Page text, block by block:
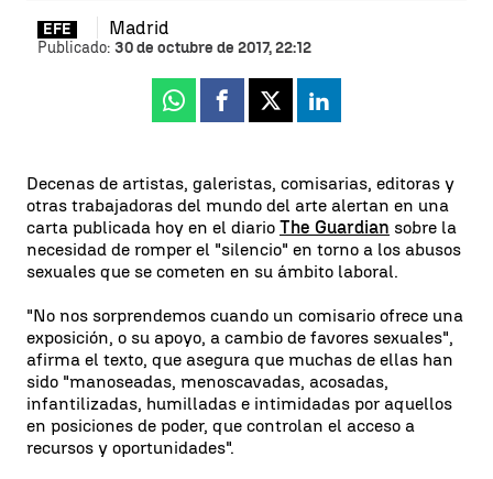
EFE Madrid
Publicado: 30 de octubre de 2017, 22:12
Whatsapp
Facebook
X Linkedin
Decenas de artistas, galeristas, comisarias, editoras y
otras trabajadoras del mundo del arte alertan en una
carta publicada hoy en el diario The Guardian sobre la
necesidad de romper el "silencio" en torno a los abusos
sexuales que se cometen en su ámbito laboral.
"No nos sorprendemos cuando un comisario ofrece una
exposición, o su apoyo, a cambio de favores sexuales",
afirma el texto, que asegura que muchas de ellas han
sido "manoseadas, menoscavadas, acosadas,
infantilizadas, humilladas e intimidadas por aquellos
en posiciones de poder, que controlan el acceso a
recursos y oportunidades".